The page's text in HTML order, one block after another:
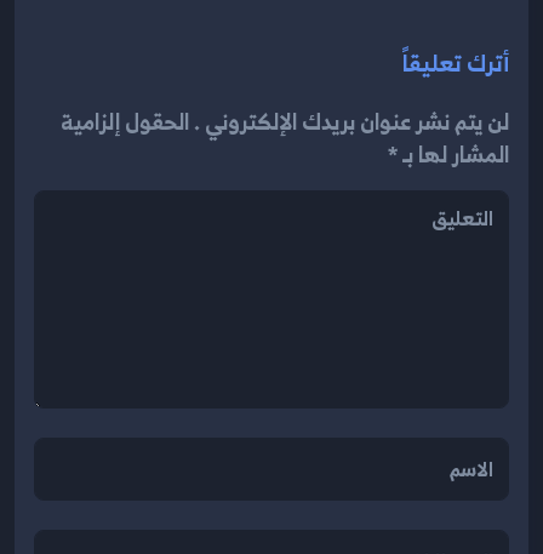
أترك تعليقاً
لن يتم نشر عنوان بريدك الإلكتروني . الحقول إلزامية
المشار لها بـ *